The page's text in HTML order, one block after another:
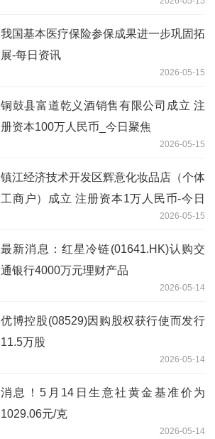
我国基本医疗保险参保成果进一步巩固拓
展-每日资讯
2026-05-15
铜鼓县富道乾义酒销售有限公司成立 注
册资本100万人民币_今日聚焦
2026-05-15
镇江经济技术开发区辉意化妆品店（个体
工商户）成立 注册资本1万人民币-今日
2026-05-15
最新消息：红星冷链(01641.HK)认购交
通银行4000万元理财产品
2026-05-14
优博控股(08529)因购股权获行使而发行
11.5万股
2026-05-14
消息！5月14日生意社黄金基准价为
1029.06元/克
2026-05-14